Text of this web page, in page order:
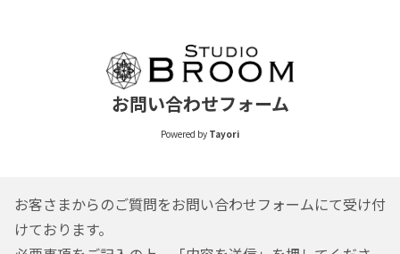
お問い合わせフォーム
Powered by Tayori
お客さまからのご質問をお問い合わせフォームにて受け付
けております。